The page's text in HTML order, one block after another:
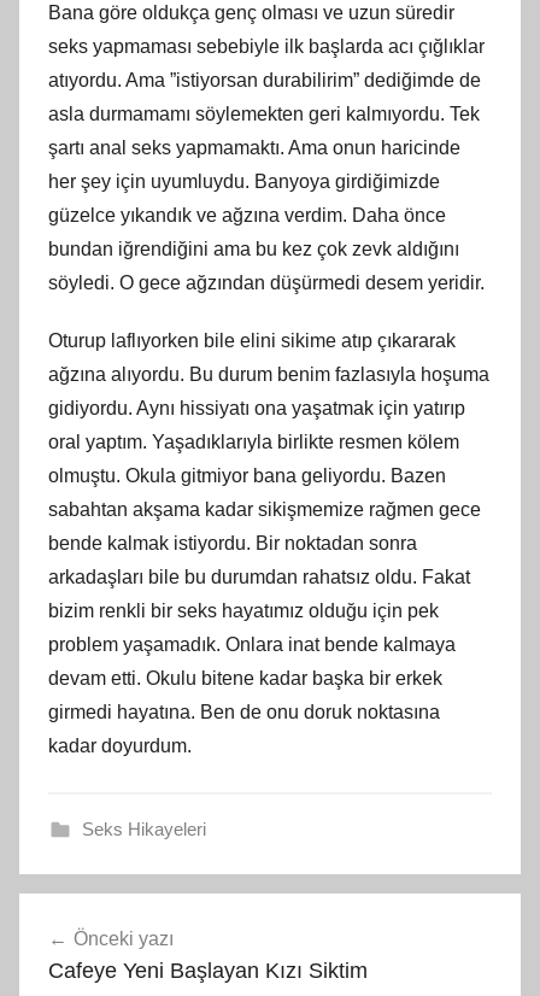
Bana göre oldukça genç olması ve uzun süredir
seks yapmaması sebebiyle ilk başlarda acı çığlıklar
atıyordu. Ama ”istiyorsan durabilirim” dediğimde de
asla durmamamı söylemekten geri kalmıyordu. Tek
şartı anal seks yapmamaktı. Ama onun haricinde
her şey için uyumluydu. Banyoya girdiğimizde
güzelce yıkandık ve ağzına verdim. Daha önce
bundan iğrendiğini ama bu kez çok zevk aldığını
söyledi. O gece ağzından düşürmedi desem yeridir.
Oturup laflıyorken bile elini sikime atıp çıkararak
ağzına alıyordu. Bu durum benim fazlasıyla hoşuma
gidiyordu. Aynı hissiyatı ona yaşatmak için yatırıp
oral yaptım. Yaşadıklarıyla birlikte resmen kölem
olmuştu. Okula gitmiyor bana geliyordu. Bazen
sabahtan akşama kadar sikişmemize rağmen gece
bende kalmak istiyordu. Bir noktadan sonra
arkadaşları bile bu durumdan rahatsız oldu. Fakat
bizim renkli bir seks hayatımız olduğu için pek
problem yaşamadık. Onlara inat bende kalmaya
devam etti. Okulu bitene kadar başka bir erkek
girmedi hayatına. Ben de onu doruk noktasına
kadar doyurdum.
Seks Hikayeleri
gezinmesi
Önceki yazı
Cafeye Yeni Başlayan Kızı Siktim